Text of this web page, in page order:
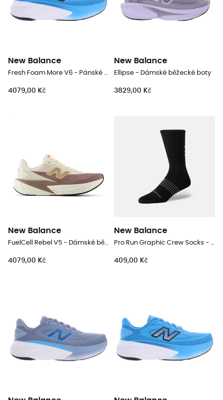
New Balance
Fresh Foam More V6 - Pánské běžecké boty
4079,00 Kč
New Balance
Ellipse - Dámské běžecké boty
3829,00 Kč
New Balance
FuelCell Rebel V5 - Dámské běžecké boty
4079,00 Kč
New Balance
Pro Run Graphic Crew Socks - Běžecké ponožky
409,00 Kč